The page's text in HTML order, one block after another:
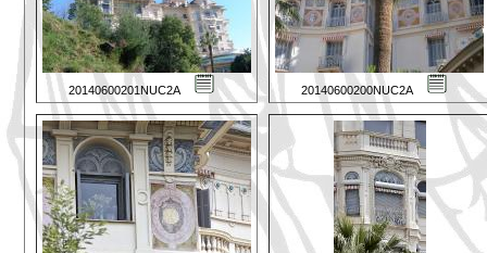
20140600201NUC2A 20140600200NUC2A